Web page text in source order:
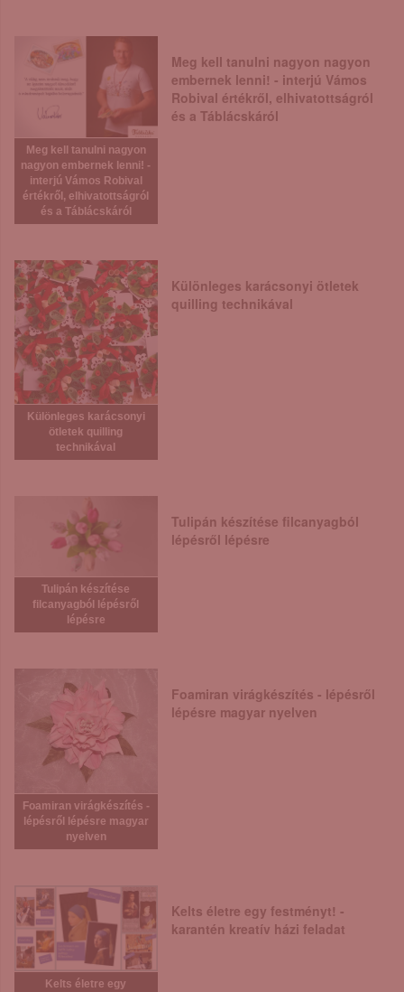
Meg kell tanulni nagyon
nagyon embernek lenni! -
interjú Vámos Robival
értékről, elhivatottságról
és a Táblácskáról
Meg kell tanulni nagyon nagyon
embernek lenni! - interjú Vámos
Robival értékről, elhivatottságról
és a Táblácskáról
Különleges karácsonyi
ötletek quilling
technikával
Különleges karácsonyi ötletek
quilling technikával
Tulipán készítése
filcanyagból lépésről
lépésre
Tulipán készítése filcanyagból
lépésről lépésre
Foamiran virágkészítés -
lépésről lépésre magyar
nyelven
Foamiran virágkészítés - lépésről
lépésre magyar nyelven
Kelts életre egy
Kelts életre egy festményt! -
karantén kreatív házi feladat